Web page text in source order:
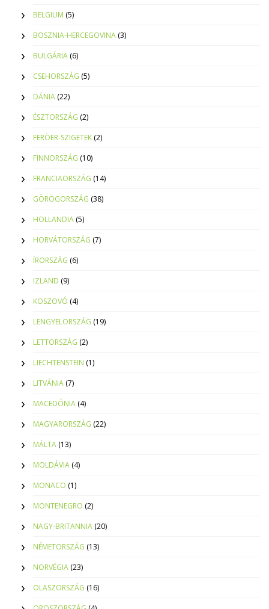
BELGIUM (5)
BOSZNIA-HERCEGOVINA (3)
BULGÁRIA (6)
CSEHORSZÁG (5)
DÁNIA (22)
ÉSZTORSZÁG (2)
FERÖER-SZIGETEK (2)
FINNORSZÁG (10)
FRANCIAORSZÁG (14)
GÖRÖGORSZÁG (38)
HOLLANDIA (5)
HORVÁTORSZÁG (7)
ÍRORSZÁG (6)
IZLAND (9)
KOSZOVÓ (4)
LENGYELORSZÁG (19)
LETTORSZÁG (2)
LIECHTENSTEIN (1)
LITVÁNIA (7)
MACEDÓNIA (4)
MAGYARORSZÁG (22)
MÁLTA (13)
MOLDÁVIA (4)
MONACO (1)
MONTENEGRO (2)
NAGY-BRITANNIA (20)
NÉMETORSZÁG (13)
NORVÉGIA (23)
OLASZORSZÁG (16)